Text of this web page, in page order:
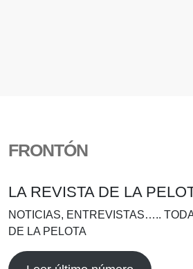
FRONTÓN
LA REVISTA DE LA
NOTICIAS, ENTREVISTAS…..
DE LA PELOTA